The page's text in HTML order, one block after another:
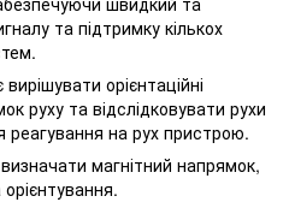
та підтримку кількох
орієнтаційні
руху та відслідковувати рухи
реагування на рух пристрою.
магнітний напрямок,